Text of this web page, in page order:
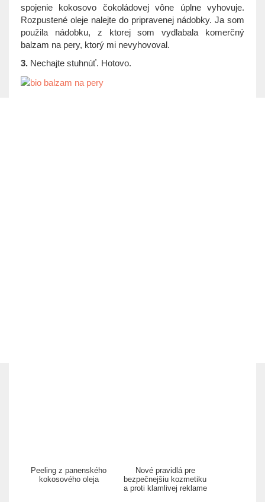
spojenie kokosovo čokoládovej vône úplne vyhovuje.
Rozpustené oleje nalejte do pripravenej nádobky. Ja som
použila nádobku, z ktorej som vydlabala komerčný
balzam na pery, ktorý mi nevyhovoval.
3. Nechajte stuhnúť. Hotovo.
Peeling z panenského
kokosového oleja
Nové pravidlá pre
bezpečnejšiu kozmetiku
a proti klamlivej reklame